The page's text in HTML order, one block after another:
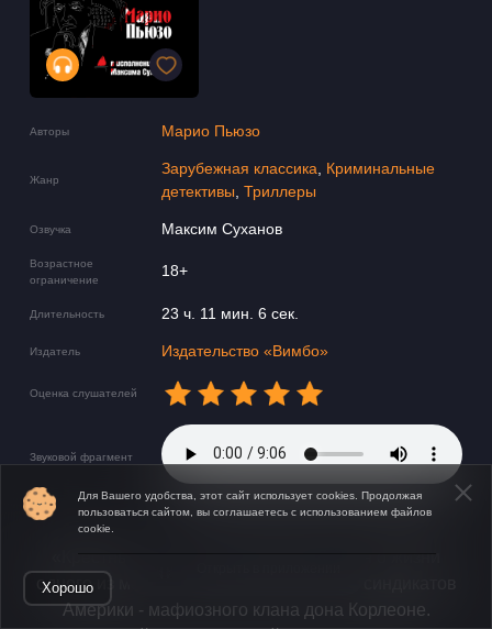
Авторы Марио Пьюзо
Жанр
Зарубежная классика
Криминальные
детективы Триллеры
Озвучка Максим Суханов
Возрастное
ограничение
18+
Длительность 23 ч. 11 мин. 6 сек.
Издатель Издательство «Вимбо»
Оценка слушателей
Звуковой фрагмент
одного из могущественных преступных синдикатов
Америки - мафиозного клана дона Корлеоне.
Для Вашего удобства, этот сайт использует cookies. Продолжая
пользоваться сайтом, вы соглашаетесь с использованием файлов
cookie.
Хорошо